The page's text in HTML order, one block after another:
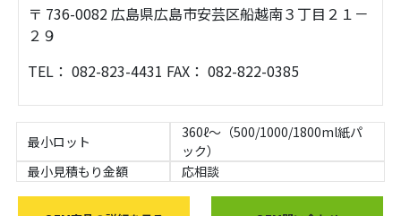
〒 736-0082 広島県広島市安芸区船越南３丁目２１－
２９
TEL： 082-823-4431 FAX： 082-822-0385
最小ロット
360ℓ〜（500/1000/1800ml紙パ
ック）
最小見積もり金額
応相談